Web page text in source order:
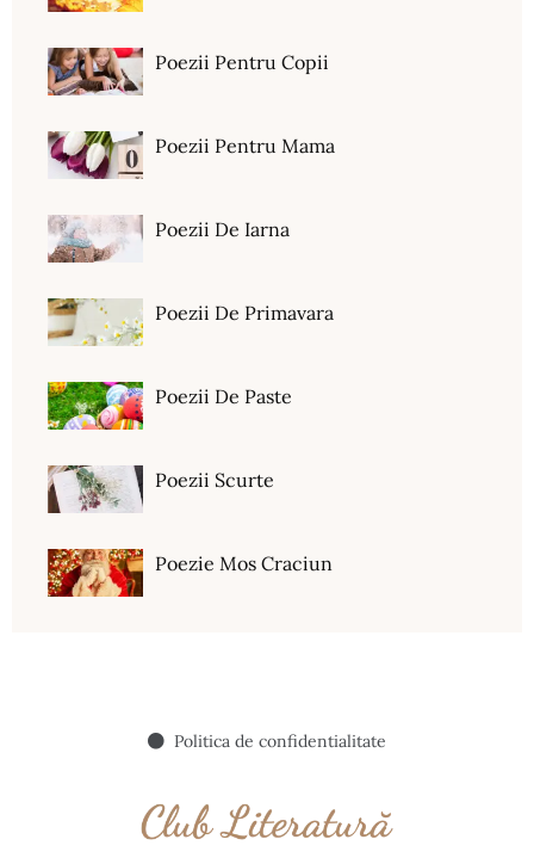
Poezii Pentru Copii
Poezii Pentru Mama
Poezii De Iarna
Poezii De Primavara
Poezii De Paste
Poezii Scurte
Poezie Mos Craciun
Politica de confidentialitate